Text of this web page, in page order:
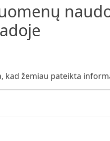
žemiau pateikta